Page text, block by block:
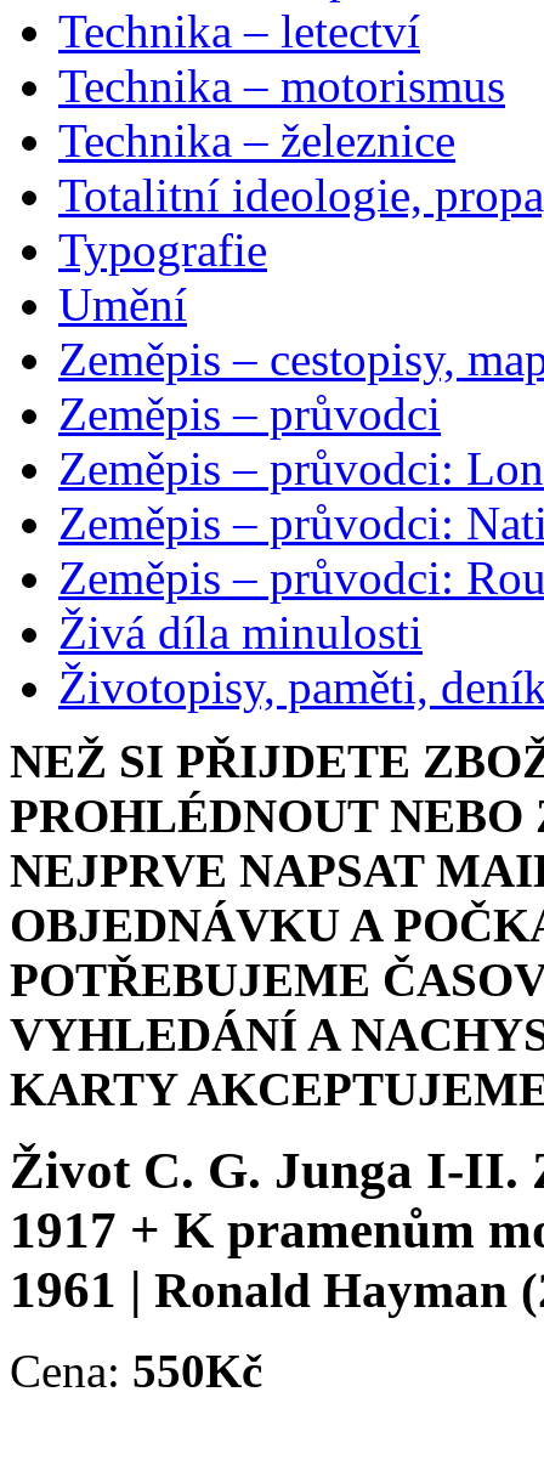
Technika – letectví
Technika – motorismus
Technika – železnice
Totalitní ideologie,
Typografie
Umění
Zeměpis – cestopisy,
Zeměpis – průvodci
Zeměpis – průvodci:
Zeměpis – průvodci:
Zeměpis – průvodci:
Živá díla minulosti
Životopisy, paměti,
NEŽ SI PŘIJDETE
PROHLÉDNOUT
NEJPRVE NAPSAT
OBJEDNÁVKU A
POTŘEBUJEME
VYHLEDÁNÍ A
KARTY
Život C. G. Junga I-II.
1917 + K pramenům
1961 | Ronald Hayman
Cena: 550Kč